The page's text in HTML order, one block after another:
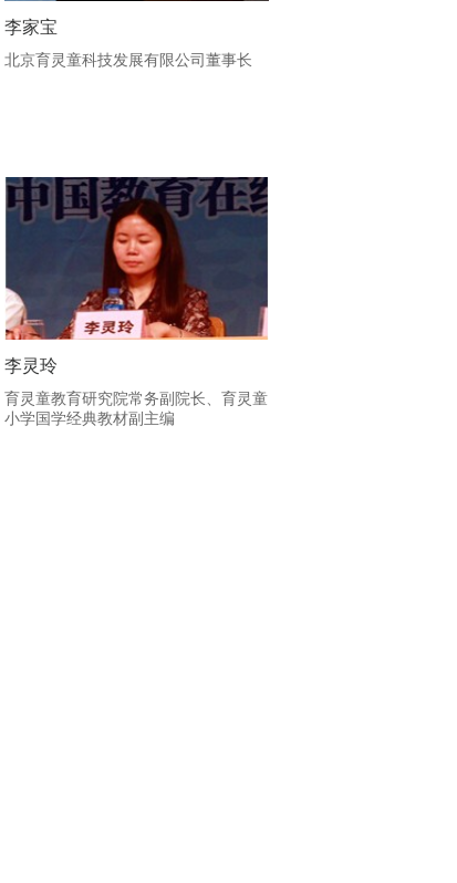
李家宝
北京育灵童科技发展有限公司董事长
李灵玲
育灵童教育研究院常务副院长、育灵童
小学国学经典教材副主编